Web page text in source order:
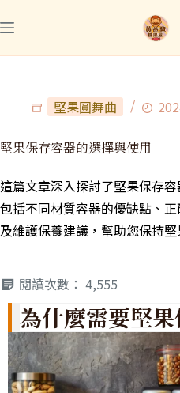
堅果圓舞曲
堅果保存容器的選擇與使用
這篇文章深入探討了堅果保存
包括不同材質容器的優缺點、
及維護保養建議，幫助您保持堅
閱讀次數： 4,555
為什麼需要堅